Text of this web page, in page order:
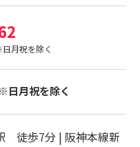
月祝を除く
日月祝を除く
徒歩7分 | 阪神本線新